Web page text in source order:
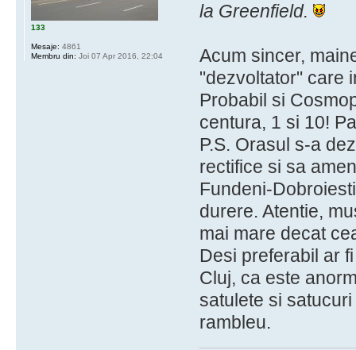
la Greenfield.
Acum sincer,
"dezvoltator" care
Probabil si
centura, 1 si 10!
P.S. Orasul s-a
rectifice si sa
Fundeni-
durere. Atentie,
mai mare decat
Desi preferabil ar
Cluj, ca este
satulete si
rambleu.
133
Mesaje: 4861
Membru din: Joi 07 Apr 2016, 22:04